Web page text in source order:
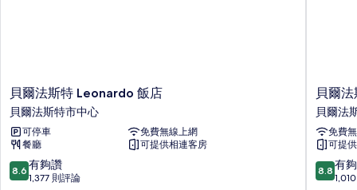
貝
爾
法
斯
特
Leonardo
飯
貝爾法斯特 Leonardo 飯店
貝爾法斯特市中心
可停車
免費無線上網
餐廳
可提供相連客房
8.6
分，
8.6 有夠讚
1,377 則評論
貝
爾
法
斯
特
市
中
貝爾
貝爾法
免費
可提
8.8
分，
8.8 有